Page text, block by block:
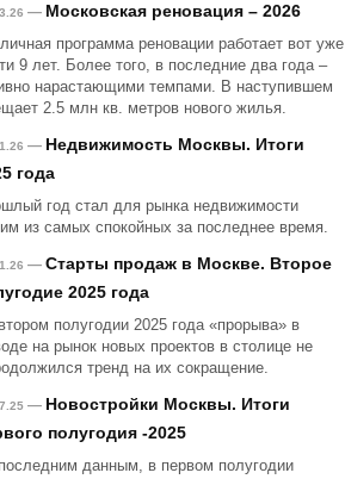
— Московская реновация – 2026
программа реновации работает вот уже
9 лет. Более того, в последние два года –
нарастающими темпами. В наступившем
2.5 млн кв. метров нового жилья.
— Недвижимость Москвы. Итоги
года
год стал для рынка недвижимости
из самых спокойных за последнее время.
— Старты продаж в Москве. Второе
2025 года
полугодии 2025 года «прорыва» в
на рынок новых проектов в столице не
тренд на их сокращение.
— Новостройки Москвы. Итоги
полугодия -2025
данным, в первом полугодии